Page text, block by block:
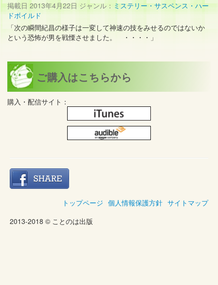
掲載日 2013年4月22日 ジャンル： ミステリー・サスペンス・ハー
ドボイルド
「次の瞬間紀昌の様子は一変して神速の技をみせるのではないか
という恐怖が男を戦慄させました。 ・・・・」
ご購入はこちらから
購入・配信サイト：
トップページ 個人情報保護方針 サイトマップ
2013-2018 © ことのは出版